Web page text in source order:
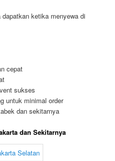
ketika menyewa di
cepat
sukses
untuk minimal order
dan sekitarnya
dan Sekitarnya